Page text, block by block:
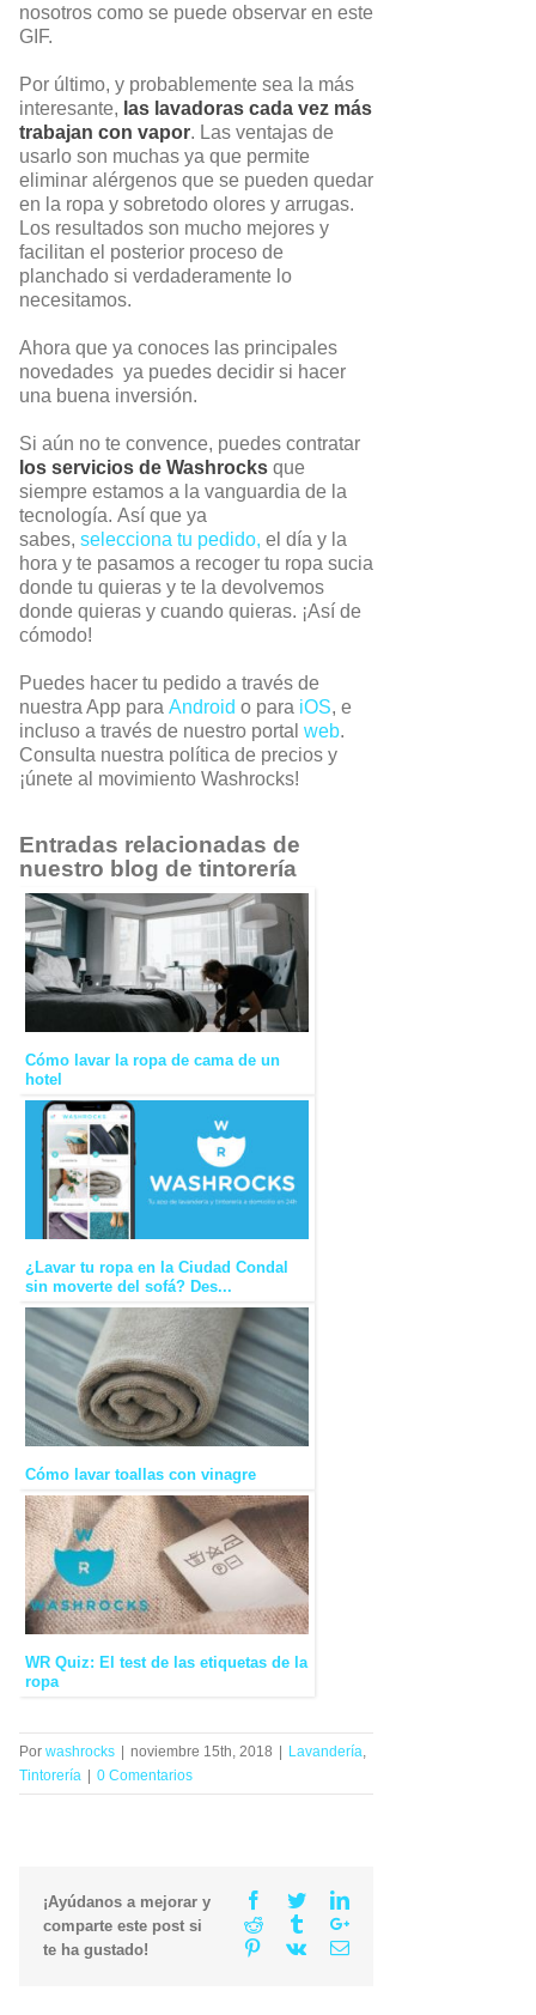
nosotros como se puede observar en este
GIF.
Por último, y probablemente sea la más
interesante, las lavadoras cada vez más
trabajan con vapor. Las ventajas de
usarlo son muchas ya que permite
eliminar alérgenos que se pueden quedar
en la ropa y sobretodo olores y arrugas.
Los resultados son mucho mejores y
facilitan el posterior proceso de
planchado si verdaderamente lo
necesitamos.
Ahora que ya conoces las principales
novedades ya puedes decidir si hacer
una buena inversión.
Si aún no te convence, puedes contratar
los servicios de Washrocks que
siempre estamos a la vanguardia de la
tecnología. Así que ya
sabes, selecciona tu pedido, el día y la
hora y te pasamos a recoger tu ropa sucia
donde tu quieras y te la devolvemos
donde quieras y cuando quieras. ¡Así de
cómodo!
Puedes hacer tu pedido a través de
nuestra App para Android o para iOS, e
incluso a través de nuestro portal web.
Consulta nuestra política de precios y
¡únete al movimiento Washrocks!
Entradas relacionadas de
nuestro blog de tintorería
Cómo lavar la ropa de cama de un
hotel
¿Lavar tu ropa en la Ciudad Condal
sin moverte del sofá? Des...
Cómo lavar toallas con vinagre
WR Quiz: El test de las etiquetas de la
ropa
Por washrocks | noviembre 15th, 2018 | Lavandería
Tintorería | 0 Comentarios
¡Ayúdanos a mejorar y
comparte este post si
te ha gustado!
Facebook
TwitterLinkedin
Reddit
TumblrGoogle+
Pinterest
Vk Email